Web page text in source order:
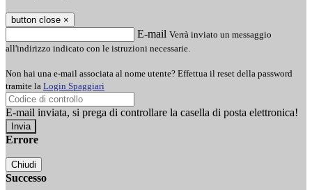
button close ×
E-mail Verrà inviato un messaggio
all'indirizzo indicato con le istruzioni necessarie.
Non hai una e-mail associata al nome utente? Effettua il reset della password
tramite la Login Spaggiari
E-mail inviata, si prega di controllare la casella di posta elettronica!
Errore
Chiudi
Successo